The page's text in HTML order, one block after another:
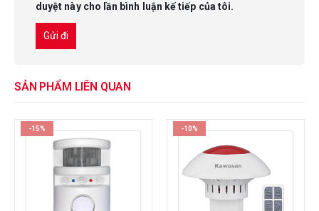
duyệt này cho lần bình luận kế tiếp của tôi.
SẢN PHẨM LIÊN QUAN
-15% -10%